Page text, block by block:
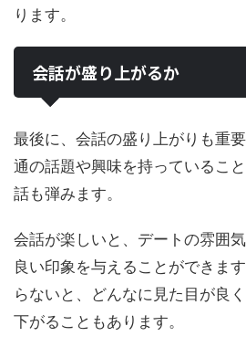
ります。
会話が盛り上がるか
最後に、会話の盛り上がりも重
通の話題や興味を持っているこ
話も弾みます。
会話が楽しいと、デートの雰囲
良い印象を与えることができま
らないと、どんなに見た目が良
下がることもあります。